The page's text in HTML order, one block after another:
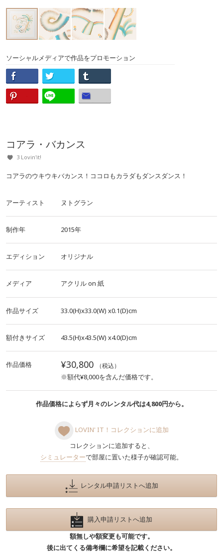
ソーシャルメディアで作品をプロモーション
コアラ・バカンス
3 Lovin'it!
コアラのウキウキバカンス！ココロもカラダもダンスダンス！
アーティスト ヌトグラン
制作年 2015年
エディション オリジナル
メディア アクリルon 紙
作品サイズ 33.0(H)x33.0(W) x0.1(D)cm
額付きサイズ 43.5(H)x43.5(W) x4.0(D)cm
作品価格 ¥30,800 （税込）
※額代¥8,000を含んだ価格です。
作品価格によらず月々のレンタル代は4,800円から。
LOVIN' IT！コレクションに追加
コレクションに追加すると、
シミュレーターで部屋に置いた様子が確認可能。
レンタル申請リストへ追加
購入申請リストへ追加
額無しや額変更も可能です。
後に出てくる備考欄に希望を記載ください。